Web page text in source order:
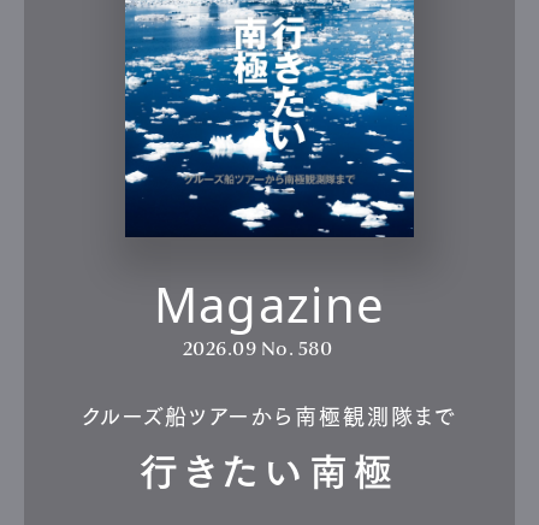
Magazine
2026.09 No. 580
クルーズ船ツアーから南極観測隊まで
行きたい南極